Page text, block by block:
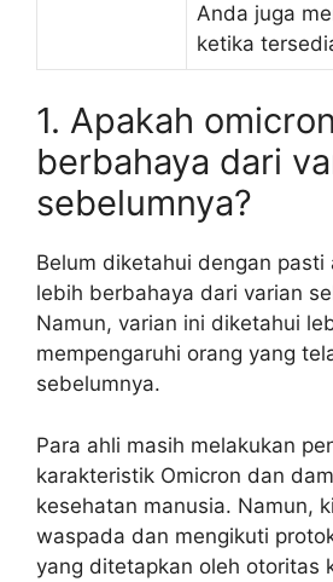
Anda juga
ketika
1. Apakah
berbahaya dari
sebelumnya?
Belum diketahui dengan pasti
lebih berbahaya dari varian
Namun, varian ini diketahui
mempengaruhi orang yang
sebelumnya.
Para ahli masih melakukan
karakteristik Omicron dan
kesehatan manusia. Namun,
waspada dan mengikuti
yang ditetapkan oleh otoritas